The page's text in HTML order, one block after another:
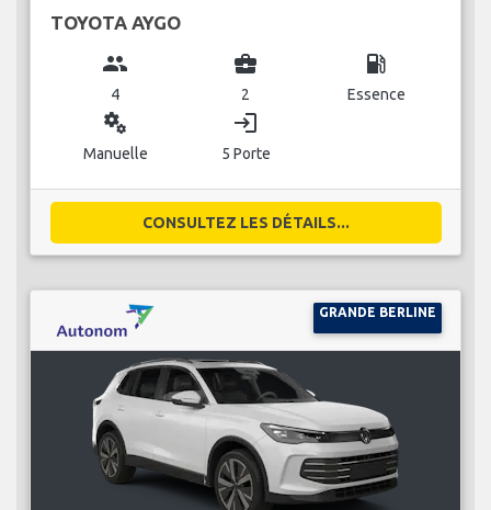
TOYOTA AYGO
group
4
business_center
2
local_gas_station
Essence
miscellaneous_services
Manuelle
login
5 Porte
CONSULTEZ LES DÉTAILS...
GRANDE BERLINE